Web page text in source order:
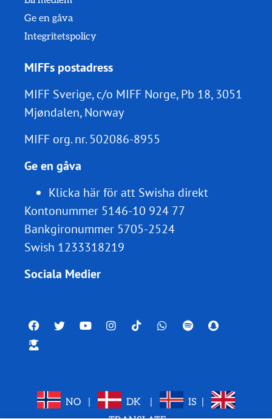
Ge en gåva
Integritetspolicy
MIFFs postadress
MIFF Sverige, c/o MIFF Norge, Pb 18, 3051
Mjøndalen, Norway
MIFF org. nr.502086-8955
Ge en gåva
Klicka här för att Swisha direkt
Kontonummer 5146-10 924 77
Bankgironummer 5705-2524
Swish 1233318219
Sociala Medier
NO DK IS